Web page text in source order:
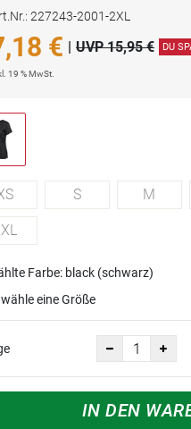
227243-2001-2XL
€ | UVP 15,95 € DU
19 % MwSt.
S M
Farbe: black (schwarz)
eine Größe
IN DEN